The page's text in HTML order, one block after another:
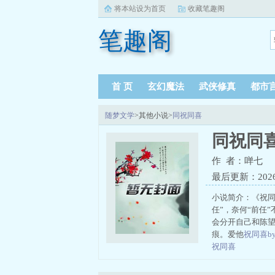
将本站设为首页 收藏笔趣阁
笔趣阁
首 页 玄幻魔法 武侠修真 都市
随梦文学>其他小说> 同祝同喜
同祝同
作 者：啴七
最后更新：
小说简介：《祝
任”，奈何“前任
会分开自己和陈
痕。爱他祝同喜
祝同喜